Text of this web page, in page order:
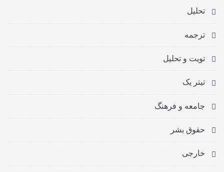
تحلیل
ترجمه
تویت و تحلیل
تیتر یک
جامعه و فرهنگ
حقوق بشر
خارجی